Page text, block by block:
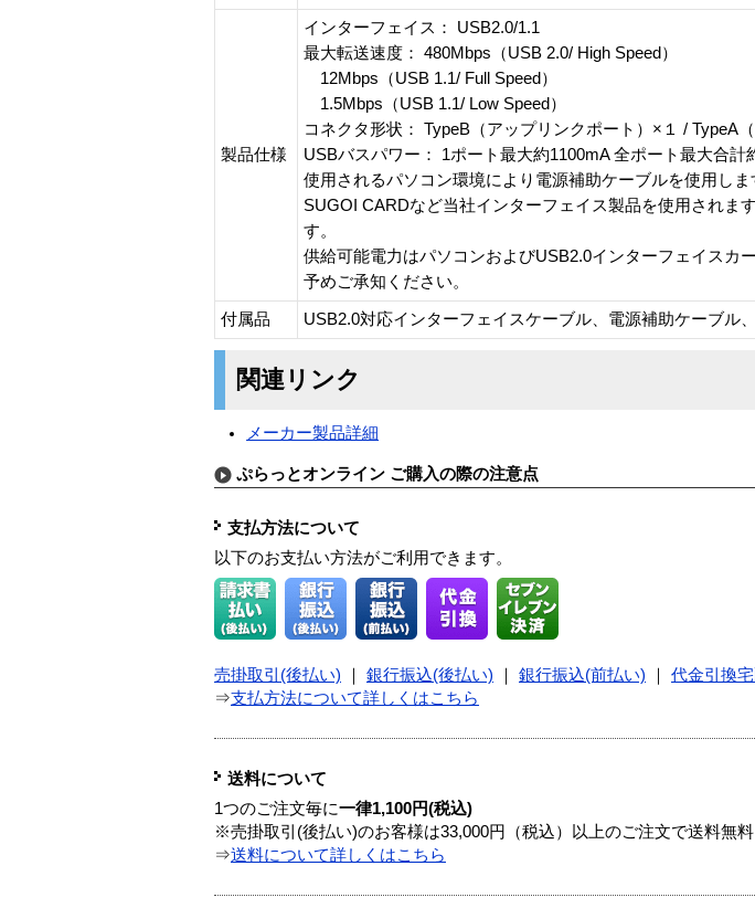
製品仕様
インターフェイス： USB2.0/1.1
最大転送速度： 480Mbps（USB 2.0/ High Speed）
12Mbps（USB 1.1/ Full Speed）
1.5Mbps（USB 1.1/ Low Speed）
コネクタ形状： TypeB（アップリンクポート）×１ / TypeA
USBバスパワー： 1ポート最大約1100mA 全ポート最大合計
使用されるパソコン環境により電源補助ケーブルを使用しま
SUGOI CARDなど当社インターフェイス製品を使用されま
す。
供給可能電力はパソコンおよびUSB2.0インターフェイスカ
予めご承知ください。
付属品 USB2.0対応インターフェイスケーブル、電源補助ケーブル
関連リンク
メーカー製品詳細
ぷらっとオンライン ご購入の際の注意点
支払方法について
以下のお支払い方法がご利用できます。
売掛取引(後払い) 銀行振込(後払い) 銀行振込(前払い) 代金引換
⇒支払方法について詳しくはこちら
送料について
1つのご注文毎に一律1,100円(税込)
※売掛取引(後払い)のお客様は33,000円（税込）以上のご注文で送料無料
⇒送料について詳しくはこちら